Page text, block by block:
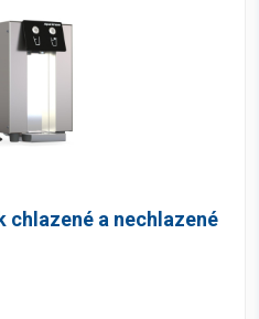
chlazené a nechlazené